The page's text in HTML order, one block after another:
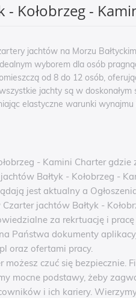
- Kołobrzeg -
jachtów na Morzu
wyborem dla osób
od 8 do 12 osób,
jachty są w doskonałym
elastyczne warunki wynajmu
- Kamini Charter
Bałtyk - Kołobrzeg -
jest aktualny a
jachtów Bałtyk -
za rekrtuację i
Państwa dokumenty
oraz ofertami pracy.
czuć się bezpiecznie.
mocne podstawy, żeby
i ich kariery.